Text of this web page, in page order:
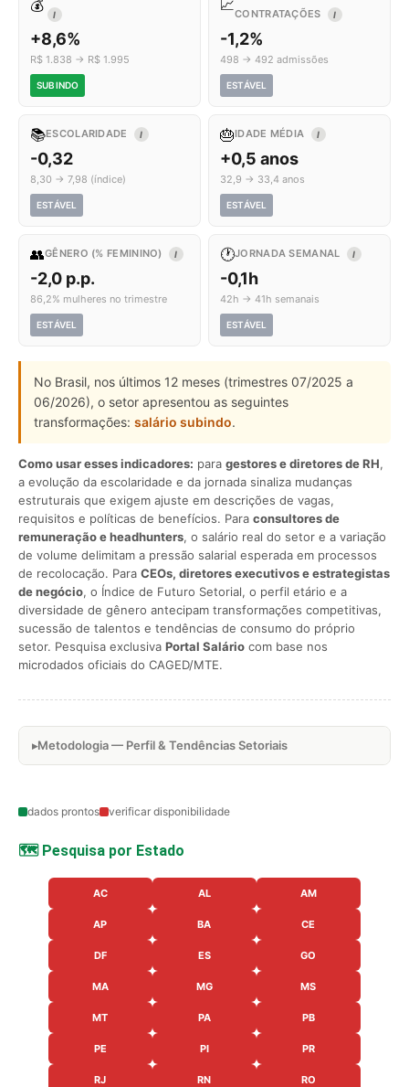
💰
I
+8,6%
R$ 1.838 → R$ 1.995
SUBINDO
📈CONTRATAÇÕES
I
-1,2%
498 → 492 admissões
ESTÁVEL
📚ESCOLARIDADE I
-0,32
8,30 → 7,98 (índice)
ESTÁVEL
🎂IDADE MÉDIA I
+0,5 anos
32,9 → 33,4 anos
ESTÁVEL
👥GÊNERO (% FEMININO) I
-2,0 p.p.
86,2% mulheres no trimestre
ESTÁVEL
🕐JORNADA SEMANAL I
-0,1h
42h → 41h semanais
ESTÁVEL
No Brasil, nos últimos 12 meses (trimestres 07/2025 a
06/2026), o setor apresentou as seguintes
transformações: salário subindo.
Como usar esses indicadores: para gestores e diretores de RH,
a evolução da escolaridade e da jornada sinaliza mudanças
estruturais que exigem ajuste em descrições de vagas,
requisitos e políticas de benefícios. Para consultores de
remuneração e headhunters, o salário real do setor e a variação
de volume delimitam a pressão salarial esperada em processos
de recolocação. Para CEOs, diretores executivos e estrategistas
de negócio, o Índice de Futuro Setorial, o perfil etário e a
diversidade de gênero antecipam transformações competitivas,
sucessão de talentos e tendências de consumo do próprio
setor. Pesquisa exclusiva Portal Salário com base nos
microdados oficiais do CAGED/MTE.
Metodologia — Perfil & Tendências Setoriais
dados prontos verificar disponibilidade
🗺️ Pesquisa por Estado
AC AL AM
AP BA CE
DF ES GO
MA MG MS
MT PA PB
PE PI PR
RJ RN RO